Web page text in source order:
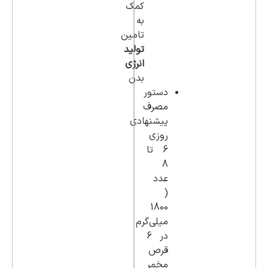
کمک
به
تامین
تولید
انرژی
بدن
دستور
مصرف
پیشنهادی
روزی
6 تا
8
عدد
(
1800
میلی‌گرم
در 6
قرص